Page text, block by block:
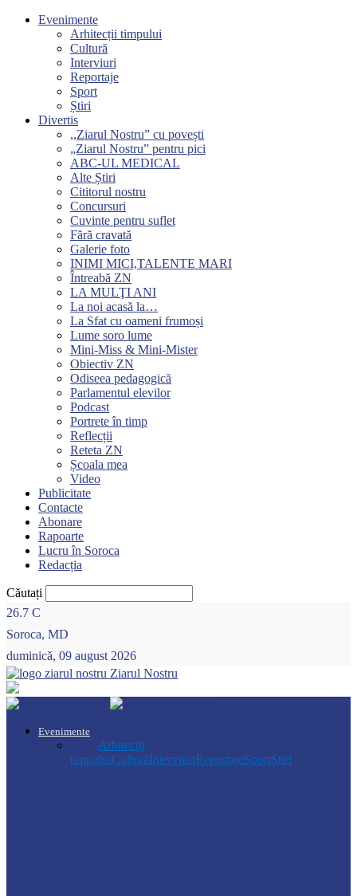
Evenimente
Arhitecții timpului
Cultură
Interviuri
Reportaje
Sport
Știri
Divertis
,,Ziarul Nostru” cu povești
„Ziarul Nostru” pentru pici
ABC-UL MEDICAL
Alte Știri
Cititorul nostru
Concursuri
Cuvinte pentru suflet
Fără cravată
Galerie foto
INIMI MICI,TALENTE MARI
Întreabă ZN
LA MULŢI ANI
La noi acasă la…
La Sfat cu oameni frumoși
Lume soro lume
Mini-Miss & Mini-Mister
Obiectiv ZN
Odiseea pedagogică
Parlamentul elevilor
Podcast
Portrete în timp
Reflecții
Reteta ZN
Școala mea
Video
Publicitate
Contacte
Abonare
Rapoarte
Lucru în Soroca
Redacția
Căutați
26.7 C
Soroca, MD
duminică, 09 august 2026
Ziarul Nostru
Evenimente
Arhitecții
timpuluiCulturăInterviuriReportajeSportȘtiri